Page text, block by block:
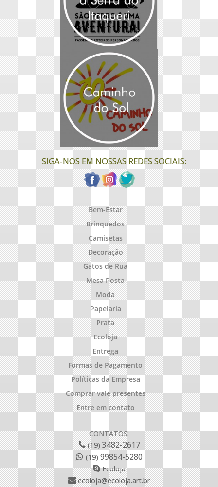
SIGA-NOS EM NOSSAS REDES SOCIAIS:
Bem-Estar
Brinquedos
Camisetas
Decoração
Gatos de Rua
Mesa Posta
Moda
Papelaria
Prata
Ecoloja
Entrega
Formas de Pagamento
Políticas da Empresa
Comprar vale presentes
Entre em contato
CONTATOS:
(19)3482-2617
(19)99854-5280
Ecoloja
ecoloja@ecoloja.art.br